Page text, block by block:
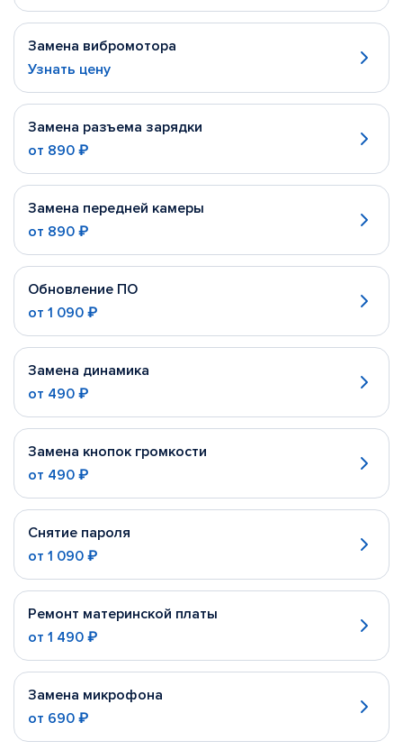
Замена вибромотора
Узнать цену
Замена разъема зарядки
от 890 ₽
Замена передней камеры
от 890 ₽
Обновление ПО
от 1 090 ₽
Замена динамика
от 490 ₽
Замена кнопок громкости
от 490 ₽
Снятие пароля
от 1 090 ₽
Ремонт материнской платы
от 1 490 ₽
Замена микрофона
от 690 ₽